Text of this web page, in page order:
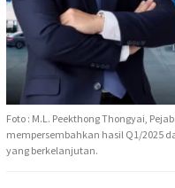
Foto : M.L. Peekthong Thongyai,
mempersembahkan hasil Q1/2025
yang berkelanjutan.